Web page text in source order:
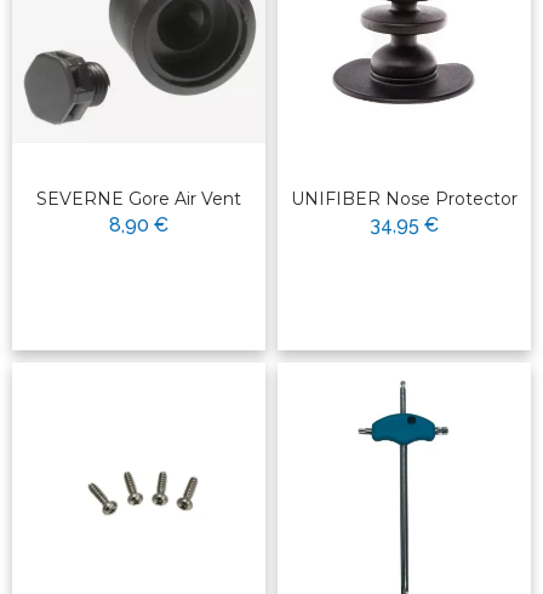
SEVERNE Gore Air Vent
8,90 €
UNIFIBER Nose Protector
34,95 €